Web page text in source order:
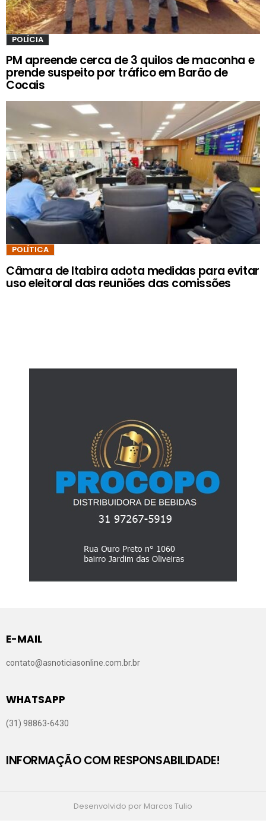
POLÍCIA
PM apreende cerca de 3 quilos de maconha e
prende suspeito por tráfico em Barão de
Cocais
POLÍTICA
Câmara de Itabira adota medidas para evitar
uso eleitoral das reuniões das comissões
E-MAIL
contato@asnoticiasonline.com.br.br
WHATSAPP
(31) 98863-6430
INFORMAÇÃO COM RESPONSABILIDADE!
Desenvolvido por Marcos Tulio